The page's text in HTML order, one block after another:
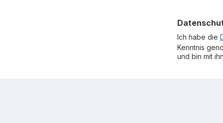
*
Ich habe die
Kenntnis
und bin mit